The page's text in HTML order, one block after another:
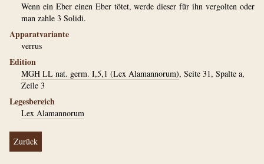
Wenn ein Eber einen Eber tötet, werde dieser für ihn vergolten oder
man zahle 3 Solidi.
Apparatvariante
verrus
Edition
MGH LL nat. germ. I,5,1 (Lex Alamannorum), Seite 31, Spalte a,
Zeile 3
Legesbereich
Lex Alamannorum
Zurück